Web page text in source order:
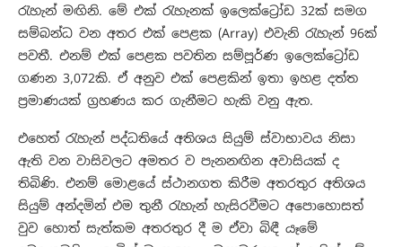
රැහැන් මඟිනි. මේ එක් රැහැනක් ඉලෙක්ට්‍රෝඩ 32ක් සමග
සම්බන්ධ වන අතර එක් පෙළක (Array) එවැනි රැහැන් 96ක්
පවතී. එනම් එක් පෙළක පවතින සම්පූර්ණ ඉලෙක්ට්‍රෝඩ
ගණන 3,072කි. ඒ අනුව එක් පෙළකින් ඉතා ඉහළ දත්ත
ප්‍රමාණයක් ග්‍රහණය කර ගැනීමට හැකි වනු ඇත.
එහෙත් රැහැන් පද්ධතියේ අතිශය සියුම් ස්වාභාවය නිසා
ඇති වන වාසිවලට අමතර ව පැනනඟින අවාසියක් ද
තිබිණි. එනම් මොළයේ ස්ථානගත කිරීම අතරතුර අතිශය
සියුම් අන්දමින් එම තුනී රැහැන් හැසිරවීමට අපොහොසත්
වුව හොත් සැත්කම අතරතුර දී ම ඒවා බිඳී යෑමේ